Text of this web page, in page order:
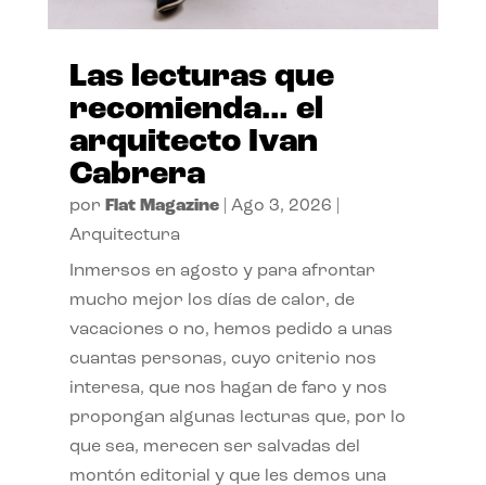
Las lecturas que
recomienda… el
arquitecto Ivan
Cabrera
por Flat Magazine| Ago 3, 2026
Arquitectura
Inmersos en agosto y para afrontar
mucho mejor los días de calor, de
vacaciones o no, hemos pedido a unas
cuantas personas, cuyo criterio nos
interesa, que nos hagan de faro y nos
propongan algunas lecturas que, por lo
que sea, merecen ser salvadas del
montón editorial y que les demos una